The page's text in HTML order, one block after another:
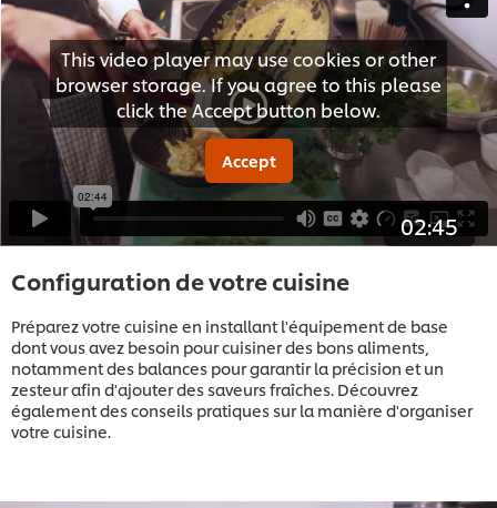
This video player may use cookies or other
browser storage. If you agree to this please
click the Accept button below.
Accept
02:45
Configuration de votre cuisine
Préparez votre cuisine en installant l'équipement de base
dont vous avez besoin pour cuisiner des bons aliments,
notamment des balances pour garantir la précision et un
zesteur afin d'ajouter des saveurs fraîches. Découvrez
également des conseils pratiques sur la manière d'organiser
votre cuisine.